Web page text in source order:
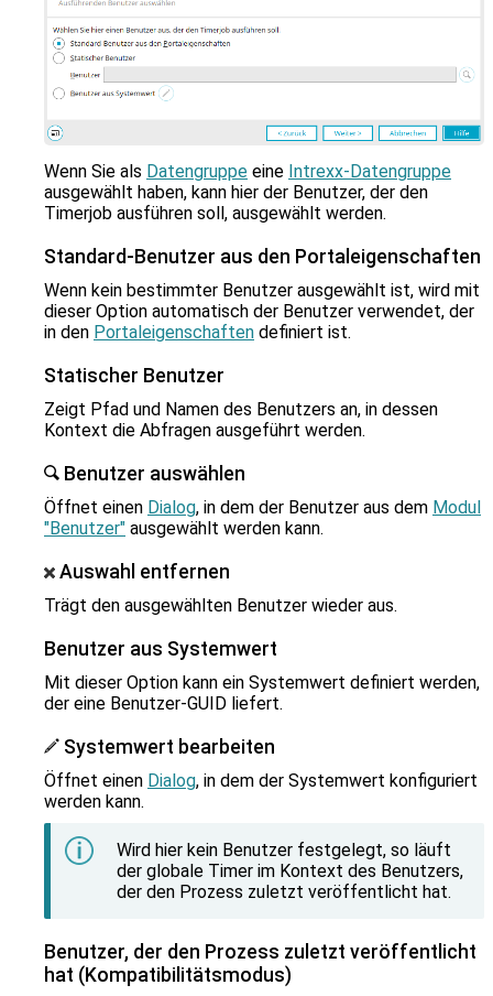
Wenn Sie als Datengruppe eine Intrexx-Datengruppe
ausgewählt haben, kann hier der Benutzer, der den
Timerjob ausführen soll, ausgewählt werden.
Standard-Benutzer aus den Portaleigenschaften
Wenn kein bestimmter Benutzer ausgewählt ist, wird mit
dieser Option automatisch der Benutzer verwendet, der
in den Portaleigenschaften definiert ist.
Statischer Benutzer
Zeigt Pfad und Namen des Benutzers an, in dessen
Kontext die Abfragen ausgeführt werden.
Benutzer auswählen
Öffnet einen Dialog, in dem der Benutzer aus dem Modul
"Benutzer" ausgewählt werden kann.
Auswahl entfernen
Trägt den ausgewählten Benutzer wieder aus.
Benutzer aus Systemwert
Mit dieser Option kann ein Systemwert definiert werden,
der eine Benutzer-GUID liefert.
Systemwert bearbeiten
Öffnet einen Dialog, in dem der Systemwert konfiguriert
werden kann.
Wird hier kein Benutzer festgelegt, so läuft
der globale Timer im Kontext des Benutzers,
der den Prozess zuletzt veröffentlicht hat.
Benutzer, der den Prozess zuletzt veröffentlicht
hat (Kompatibilitätsmodus)